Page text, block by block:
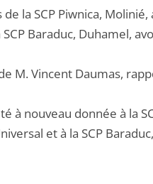
la SCP Piwnica,
Baraduc, Duhamel,
M. Vincent Daumas,
à nouveau donnée à la
et à la SCP